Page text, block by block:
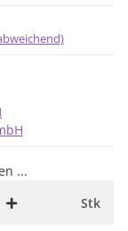
Stk
...